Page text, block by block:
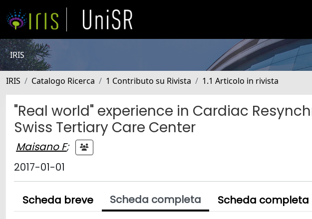
IRIS
IRIS Catalogo Ricerca 1 Contributo su Rivista 1.1 Articolo in rivista
"Real world" experience in Cardiac
Swiss Tertiary Care Center
Maisano F;
2017-01-01
Scheda breve Scheda completa Scheda completa